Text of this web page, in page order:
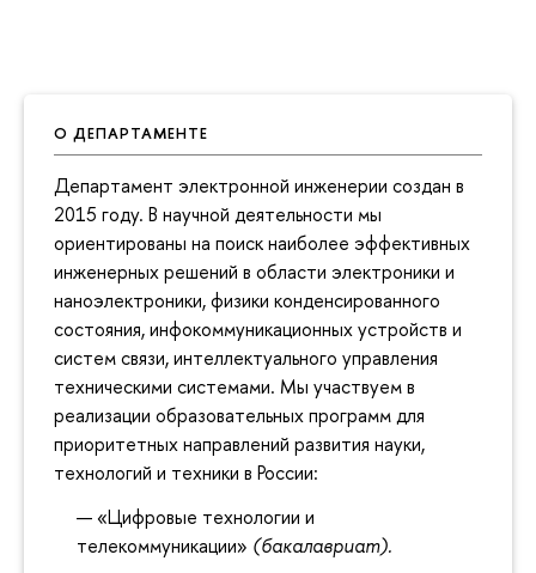
О ДЕПАРТАМЕНТЕ
Департамент электронной инженерии создан в
2015 году. В научной деятельности мы
ориентированы на поиск наиболее эффективных
инженерных решений в области электроники и
наноэлектроники, физики конденсированного
состояния, инфокоммуникационных устройств и
систем связи, интеллектуального управления
техническими системами. Мы участвуем в
реализации образовательных программ для
приоритетных направлений развития науки,
технологий и техники в России:
«Цифровые технологии и
телекоммуникации» (бакалавриат).